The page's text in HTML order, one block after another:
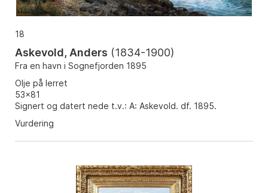
18
Askevold, Anders (1834-1900)
Fra en havn i Sognefjorden 1895
Olje på lerret
53x81
Signert og datert nede t.v.: A: Askevold. df. 1895.
Vurdering